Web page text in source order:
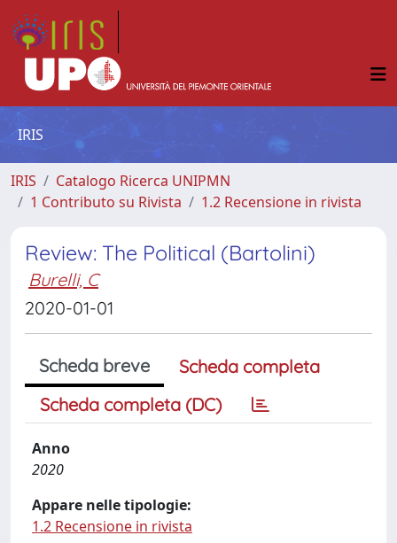
IRIS
IRIS
Catalogo Ricerca UNIPMN
1 Contributo su Rivista
1.2 Recensione in rivista
Review: The Political (Bartolini)
Burelli, C
2020-01-01
Scheda breve
Scheda completa
Scheda completa (DC)
Anno
2020
Appare nelle tipologie:
1.2 Recensione in rivista